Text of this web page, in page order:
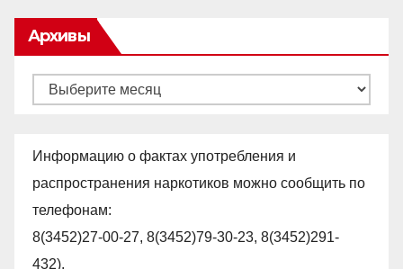
Архивы
Архивы
Информацию о фактах употребления и
распространения наркотиков можно сообщить по
телефонам:
8(3452)27-00-27, 8(3452)79-30-23, 8(3452)291-
432).